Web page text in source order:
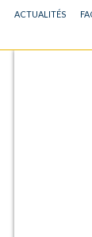
GO
ACTUALITÉS
Chambre des